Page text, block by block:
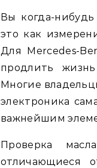
Вы когда-
это как
Для Mercedes-
продлить
Многие
электроника
важнейшим
Проверка
отличающиеся